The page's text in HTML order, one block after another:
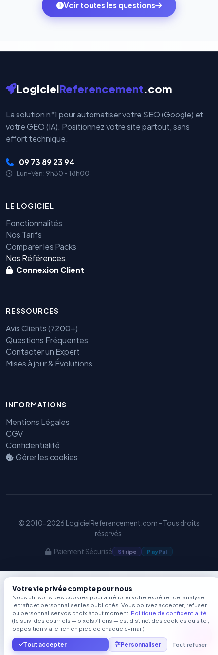
votre historique.
par nos serveurs — elles sont gérées directement et
Voir toutes les questions
LogicielReferencement.com
La solution n°1 pour automatiser votre SEO (Google) et
votre GEO (IA). Positionnez votre site partout, sans
effort technique.
09 73 89 23 94
Lun-Ven: 9h30 - 18h00
LE LOGICIEL
Fonctionnalités
Nos Tarifs
Comparer les Packs
Nos Références
Connexion Client
RESSOURCES
Avis Clients (7200+)
Questions Fréquentes
Contacter un Expert
Mises à jour & Évolutions
INFORMATIONS
Mentions Légales
CGV
Confidentialité
Gérer les cookies
© 2010-2026 LogicielReferencement.com - Tous droits
réservés.
Paiement Sécurisé Stripe PayPal
Votre vie privée compte pour nous
Nous utilisons des cookies pour améliorer votre expérience, analyser
le trafic et personnaliser les publicités. Vous pouvez accepter, refuser
ou personnaliser vos choix à tout moment. Politique de confidentialité
(le suivi des courriels — pixels / liens — est distinct des cookies du site ;
opposition via le lien en pied de chaque e-mail).
Tout accepter Personnaliser Tout refuser